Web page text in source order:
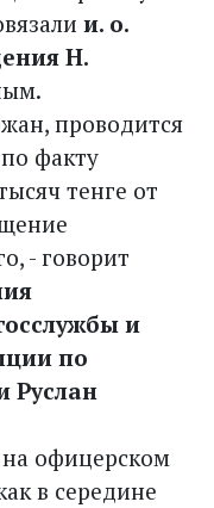
и. о.
Н.
проводится
факту
тенге от
- говорит
и
по
Руслан
офицерском
в середине